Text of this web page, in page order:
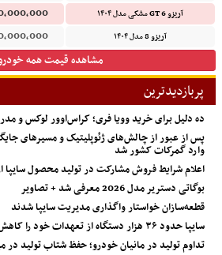
آریزو 6 GT مشکی مدل ۱۴۰۴
آریزو 8 مدل ۱۴۰۴
مشاهده قیمت همه
پربازدیدترین
ده دلیل برای خرید وویا فری؛ کراس‌اوور لوکس و
پس از عبور از چالش‌های ژئوپلیتیک و مسیرهای
وارد گمرکات کشور شد
اعلام شرایط فروش مشارکت در تولید محصول سایپا
بوگاتی دستریر مدل 2026 معرفی شد + تصاویر
قطعه‌سازان خواستار واگذاری مدیریت سایپا شدند
سایپا حدود ۳۶ هزار دستگاه از تعهدات خود را کاهش داد
تداوم تولید در مانیان خودرو؛ حفظ شتاب تولید در